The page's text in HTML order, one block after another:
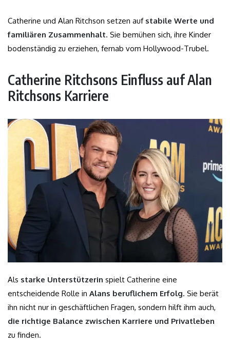
Catherine und Alan Ritchson setzen auf stabile Werte und
familiären Zusammenhalt. Sie bemühen sich, ihre Kinder
bodenständig zu erziehen, fernab vom Hollywood-Trubel.
Catherine Ritchsons Einfluss auf Alan
Ritchsons Karriere
Als starke Unterstützerin spielt Catherine eine
entscheidende Rolle in Alans beruflichem Erfolg. Sie berät
ihn nicht nur in geschäftlichen Fragen, sondern hilft ihm auch,
die richtige Balance zwischen Karriere und Privatleben
zu finden.